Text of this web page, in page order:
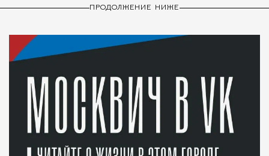
ПРОДОЛЖЕНИЕ НИЖЕ